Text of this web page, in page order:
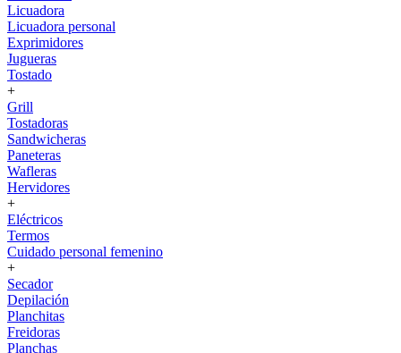
Licuadora
Licuadora personal
Exprimidores
Jugueras
Tostado
+
Grill
Tostadoras
Sandwicheras
Paneteras
Wafleras
Hervidores
+
Eléctricos
Termos
Cuidado personal femenino
+
Secador
Depilación
Planchitas
Freidoras
Planchas